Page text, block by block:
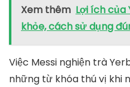
Xem thêm Lợi ích của
khỏe, cách sử dụng
Việc Messi nghiện trà
những từ khóa thú vị khi